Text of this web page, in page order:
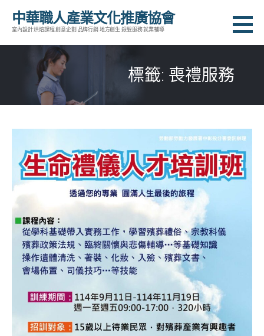
中華職人產業文化推廣協會
室內設計 烘焙課程 創意企劃 品牌行銷 地方創生 銀髮服務 就業輔導
標籤: 喪禮服務